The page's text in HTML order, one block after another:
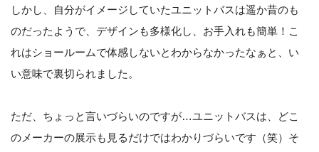
しかし、自分がイメージしていたユニットバスは遥か昔のも
のだったようで、デザインも多様化し、お手入れも簡単！こ
れはショールームで体感しないとわからなかったなぁと、い
い意味で裏切られました。
ただ、ちょっと言いづらいのですが…ユニットバスは、どこ
のメーカーの展示も見るだけではわかりづらいです（笑）そ